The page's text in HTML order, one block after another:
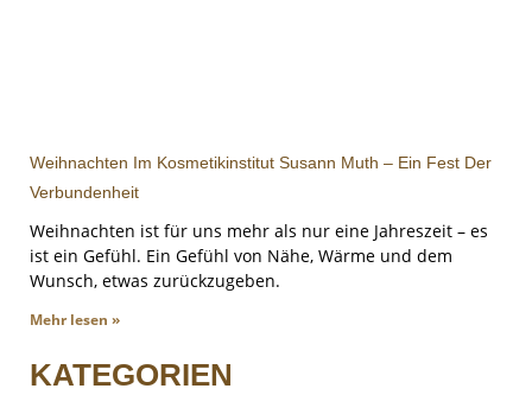
Weihnachten Im Kosmetikinstitut Susann Muth – Ein Fest Der
Verbundenheit
Weihnachten ist für uns mehr als nur eine Jahreszeit – es
ist ein Gefühl. Ein Gefühl von Nähe, Wärme und dem
Wunsch, etwas zurückzugeben.
Mehr lesen »
KATEGORIEN